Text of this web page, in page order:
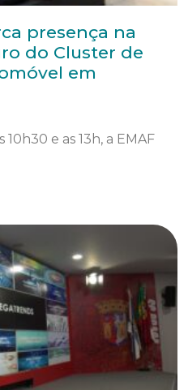
presença na
do Cluster de
em
e as 13h, a EMAF